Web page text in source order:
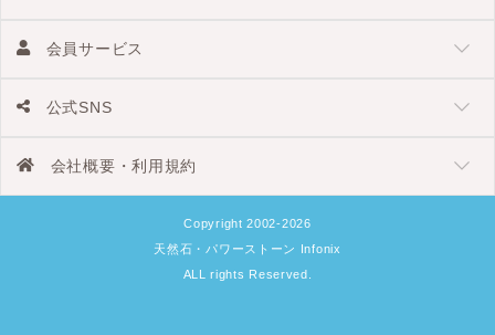
会員サービス
公式SNS
会社概要・利用規約
Copyright 2002-2026
天然石・パワーストーン Infonix
ALL rights Reserved.